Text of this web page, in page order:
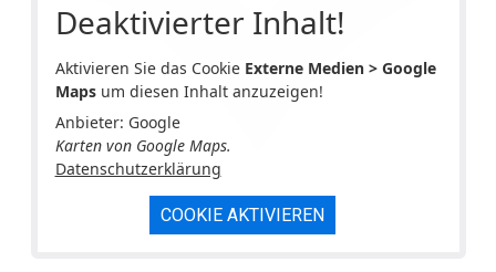
Deaktivierter Inhalt!
Aktivieren Sie das Cookie Externe Medien > Google
Mapsum diesen Inhalt anzuzeigen!
Anbieter: Google
Karten von Google Maps.
Datenschutzerklärung
COOKIE AKTIVIEREN